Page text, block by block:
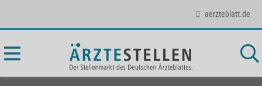
aerzteblatt.de